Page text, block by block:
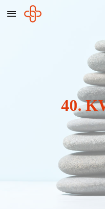
Skip to main content
40.